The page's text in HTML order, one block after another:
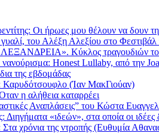
Οι ήρωες μου θέλουν να δουν
του Αλέξη Αλεξίου στο Φεστιβάλ
Κύκλος τραγουδιών του
νανούρισμα: Honest Lullaby, από την
της εβδομάδας
Καρυδότσουφλο (Ίαν ΜακΓιούαν)
η αλήθεια καταρρέει
Αναπλάσεις” του Κώστα
Διηγήματα «ιδεών», στα οποία οι ιδέες
Στα χρόνια της ντροπής (Ευθυμία